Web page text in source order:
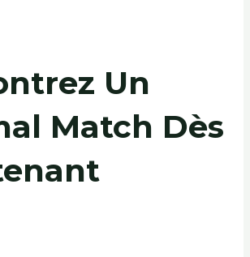
Un
Match Dès